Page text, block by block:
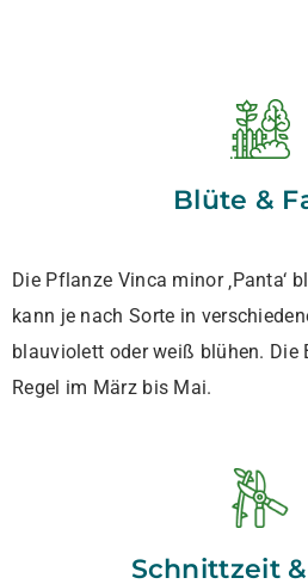
Blüte &
Die Pflanze Vinca minor ‚Panta‘
kann je nach Sorte in
blauviolett oder weiß blühen. Die
Regel im März bis Mai.
Schnittzeit